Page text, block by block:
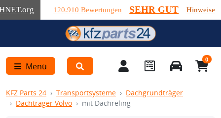
.org 120.910 Bewertungen SEHR GUT Hinweise
Menü
0
KFZ Parts 24 Transportsysteme
Dachgrundträger
Dachträger Volvo
mit Dachreling